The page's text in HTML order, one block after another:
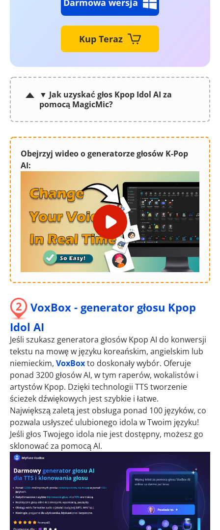
Darmowa wersja
Kup Teraz
▼ Jak uzyskać głos Kpop Idol AI za
pomocą MagicMic?
Obejrzyj wideo o generatorze głosów K-Pop
AI:
2 VoxBox - generator głosu Kpop
Idol AI
Jeśli szukasz generatora głosów Kpop AI do konwersji
tekstu na mowę w języku koreańskim, angielskim lub
niemieckim, VoxBoxto doskonały wybór. Oferuje
ponad 3200 głosów AI, w tym raperów, wokalistów i
artystów Kpop. Dzięki technologii TTS tworzenie
ścieżek dźwiękowych jest szybkie i łatwe.
Największą zaletą jest obsługa ponad 100 języków, co
pozwala usłyszeć ulubionego idola w Twoim języku!
Jeśli głos Twojego idola nie jest dostępny, możesz go
sklonować za pomocą AI.